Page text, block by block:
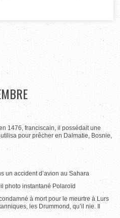
1476, franciscain, il possédait une
pour prêcher en Dalmatie, Bosnie,
un accident d’avion au Sahara
photo instantané Polaroïd
à mort pour le meurtre à Lurs
les Drummond, qu’il nie. Il